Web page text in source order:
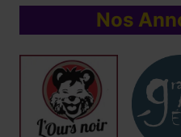
Nos